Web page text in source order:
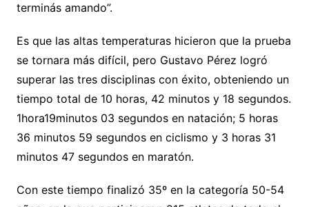
terminás amando”.
Es que las altas temperaturas hicieron que la prueba
se tornara más difícil, pero Gustavo Pérez logró
superar las tres disciplinas con éxito, obteniendo un
tiempo total de 10 horas, 42 minutos y 18 segundos.
1hora19minutos 03 segundos en natación; 5 horas
36 minutos 59 segundos en ciclismo y 3 horas 31
minutos 47 segundos en maratón.
Con este tiempo finalizó 35º en la categoría 50-54